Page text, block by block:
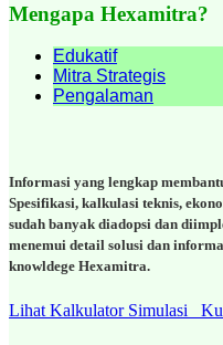
Mengapa Hexamitra?
Edukatif
Mitra Strategis
Pengalaman
Informasi yang lengkap
Spesifikasi, kalkulasi teknis,
sudah banyak diadopsi dan
menemui detail solusi dan
knowldege Hexamitra.
Lihat Kalkulator Simulasi